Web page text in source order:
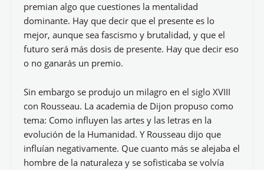
premian algo que cuestiones la mentalidad
dominante. Hay que decir que el presente es lo
mejor, aunque sea fascismo y brutalidad, y que el
futuro será más dosis de presente. Hay que decir eso
o no ganarás un premio.
Sin embargo se produjo un milagro en el siglo XVIII
con Rousseau. La academia de Dijon propuso como
tema: Como influyen las artes y las letras en la
evolución de la Humanidad. Y Rousseau dijo que
influían negativamente. Que cuanto más se alejaba el
hombre de la naturaleza y se sofisticaba se volvía